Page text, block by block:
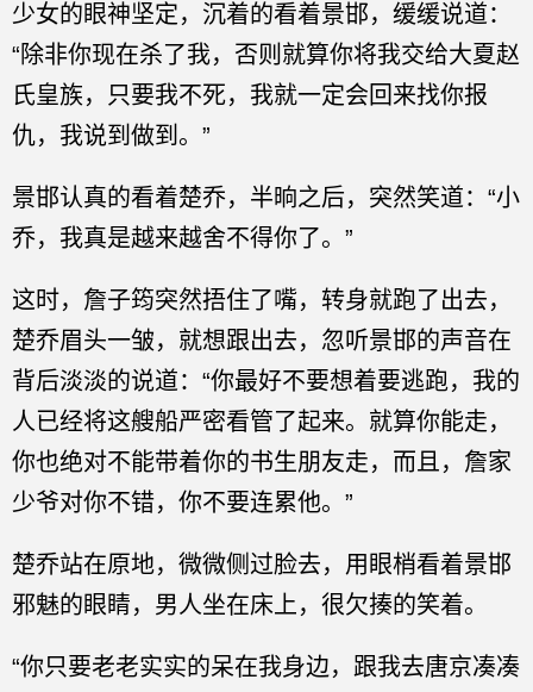
少女的眼神坚定，沉着的看着景邯，缓缓说道：
“除非你现在杀了我，否则就算你将我交给大夏赵
氏皇族，只要我不死，我就一定会回来找你报
仇，我说到做到。”
景邯认真的看着楚乔，半晌之后，突然笑道：“小
乔，我真是越来越舍不得你了。”
这时，詹子筠突然捂住了嘴，转身就跑了出去，
楚乔眉头一皱，就想跟出去，忽听景邯的声音在
背后淡淡的说道：“你最好不要想着要逃跑，我的
人已经将这艘船严密看管了起来。就算你能走，
你也绝对不能带着你的书生朋友走，而且，詹家
少爷对你不错，你不要连累他。”
楚乔站在原地，微微侧过脸去，用眼梢看着景邯
邪魅的眼睛，男人坐在床上，很欠揍的笑着。
“你只要老老实实的呆在我身边，跟我去唐京凑凑